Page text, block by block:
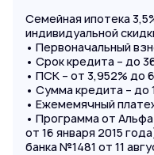
Семейная ипотека
индивидуальной
• Первоначальный
• Срок кредита – до
• ПСК – от 3,952% до
• Сумма кредита – до
• Ежемемячный
• Программа от
от 16 января 2015
банка №1481 от 11